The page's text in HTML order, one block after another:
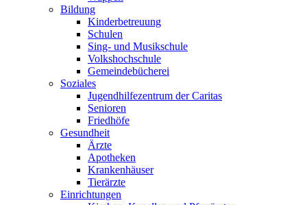
Bildung
Kinderbetreuung
Schulen
Sing- und Musikschule
Volkshochschule
Gemeindebücherei
Soziales
Jugendhilfezentrum der Caritas
Senioren
Friedhöfe
Gesundheit
Ärzte
Apotheken
Krankenhäuser
Tierärzte
Einrichtungen